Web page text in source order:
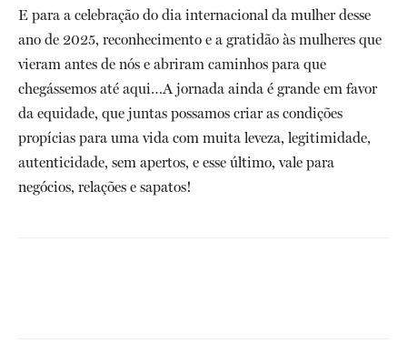
E para a celebração do dia internacional da mulher desse
ano de 2025, reconhecimento e a gratidão às mulheres que
vieram antes de nós e abriram caminhos para que
chegássemos até aqui…A jornada ainda é grande em favor
da equidade, que juntas possamos criar as condições
propícias para uma vida com muita leveza, legitimidade,
autenticidade, sem apertos, e esse último, vale para
negócios, relações e sapatos!